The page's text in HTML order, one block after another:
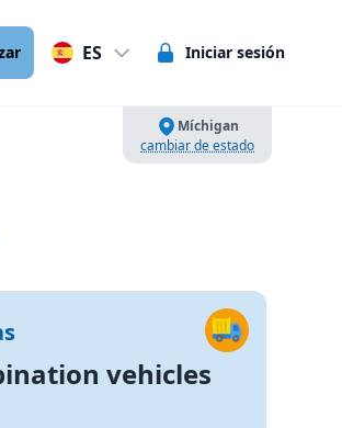
ES Iniciar sesión
Míchigan
cambiar de estado
vehicles